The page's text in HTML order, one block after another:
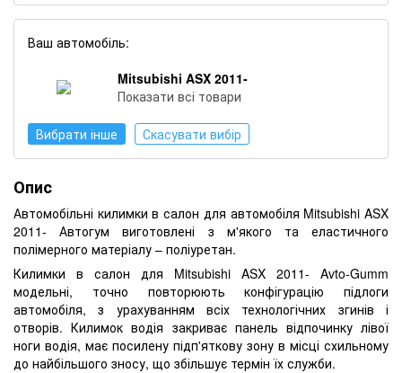
Ваш автомобіль:
Mitsubishi ASX 2011-
Показати всі товари
Вибрати інше Скасувати вибір
Опис
Автомобільні килимки в салон для автомобіля Mitsubishi ASX
2011- Автогум виготовлені з м'якого та еластичного
полімерного матеріалу – поліуретан.
Килимки в салон для Mitsubishi ASX 2011- Avto-Gumm
модельні, точно повторюють конфігурацію підлоги
автомобіля, з урахуванням всіх технологічних згинів і
отворів. Килимок водія закриває панель відпочинку лівої
ноги водія, має посилену підп'яткову зону в місці схильному
до найбільшого зносу, що збільшує термін їх служби.